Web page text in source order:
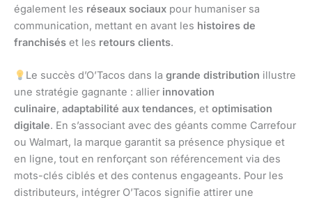
également les réseaux sociaux pour humaniser sa
communication, mettant en avant les histoires de
franchisés et les retours clients.
Le succès d’O’Tacos dans la grande distribution illustre
une stratégie gagnante : allier innovation
culinaire, adaptabilité aux tendances, et optimisation
digitale. En s’associant avec des géants comme Carrefour
ou Walmart, la marque garantit sa présence physique et
en ligne, tout en renforçant son référencement via des
mots-clés ciblés et des contenus engageants. Pour les
distributeurs, intégrer O’Tacos signifie attirer une